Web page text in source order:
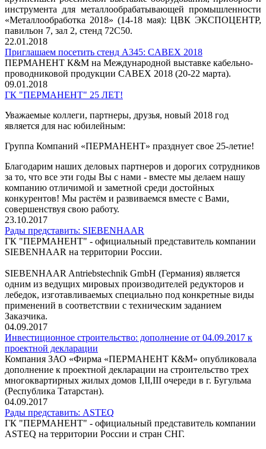
инструмента для металлообрабатывающей промышленности
«Металлообработка 2018» (14-18 мая): ЦВК ЭКСПОЦЕНТР,
павильон 7, зал 2, стенд 72C50.
22.01.2018
Приглашаем посетить стенд А345: CABEX 2018
ПЕРМАНЕНТ К&М на Международной выставке кабельно-
проводниковой продукции CABEX 2018 (20-22 марта).
09.01.2018
ГК "ПЕРМАНЕНТ" 25 ЛЕТ!
Уважаемые коллеги, партнеры, друзья, новый 2018 год
является для нас юбилейным:
Группа Компаний «ПЕРМАНЕНТ» празднует свое 25-летие!
Благодарим наших деловых партнеров и дорогих сотрудников
за то, что все эти годы Вы с нами - вместе мы делаем нашу
компанию отличимой и заметной среди достойных
конкурентов! Мы растём и развиваемся вместе с Вами,
совершенствуя свою работу.
23.10.2017
Рады представить: SIEBENHAAR
ГК "ПЕРМАНЕНТ" - официальный представитель компании
SIEBENHAAR на территории России.
SIEBENHAAR Antriebstechnik GmbH (Германия) является
одним из ведущих мировых производителей редукторов и
лебедок, изготавливаемых специально под конкретные виды
применений в соответствии с техническим заданием
Заказчика.
04.09.2017
Инвестиционное строительство: дополнение от 04.09.2017 к
проектной декларации
Компания ЗАО «Фирма «ПЕРМАНЕНТ К&М» опубликовала
дополнение к проектной декларации на строительство трех
многоквартирных жилых домов I,II,III очереди в г. Бугульма
(Республика Татарстан).
04.09.2017
Рады представить: ASTEQ
ГК "ПЕРМАНЕНТ" - официальный представитель компании
ASTEQ на территории России и стран СНГ.